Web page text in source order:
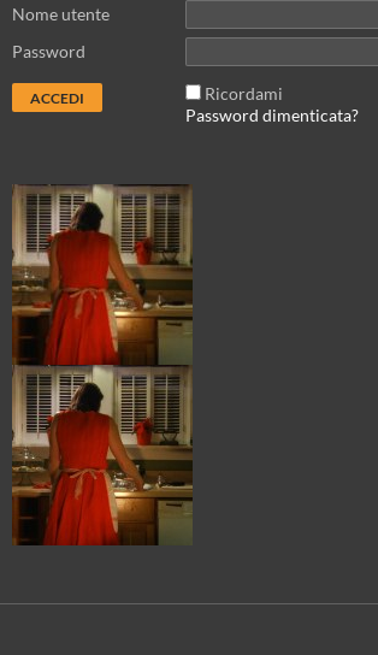
Nome utente
Password
Ricordami
Password dimenticata?